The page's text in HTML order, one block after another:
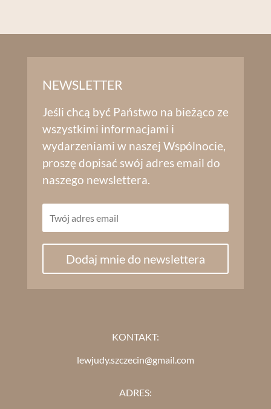
NEWSLETTER
Jeśli chcą być Państwo na bieżąco ze
wszystkimi informacjami i
wydarzeniami w naszej Wspólnocie,
proszę dopisać swój adres email do
naszego newslettera.
Dodaj mnie do newslettera
KONTAKT:
lewjudy.szczecin@gmail.com
ADRES: